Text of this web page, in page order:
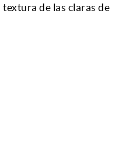
de las claras de